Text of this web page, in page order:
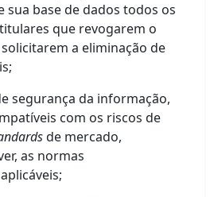
sua base de dados todos os
que revogarem o
a eliminação de
segurança da informação,
com os riscos de
de mercado,
as normas